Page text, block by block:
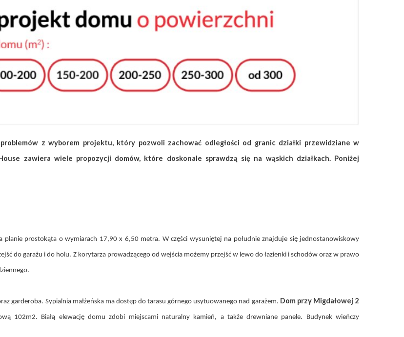
z wyborem projektu, który pozwoli zachować odległości od granic działki przewidziane w
zawiera wiele propozycji domów, które doskonale sprawdzą się na wąskich działkach. Poniżej
prostokąta o wymiarach 17,90 x 6,50 metra. W części wysuniętej na południe znajduje się jednostanowiskowy
do garażu i do holu. Z korytarza prowadzącego od wejścia możemy przejść w lewo do łazienki i schodów oraz w prawo
garderoba. Sypialnia małżeńska ma dostęp do tarasu górnego usytuowanego nad garażem. Dom przy Migdałowej 2
102m2. Białą elewację domu zdobi miejscami naturalny kamień, a także drewniane panele. Budynek wieńczy